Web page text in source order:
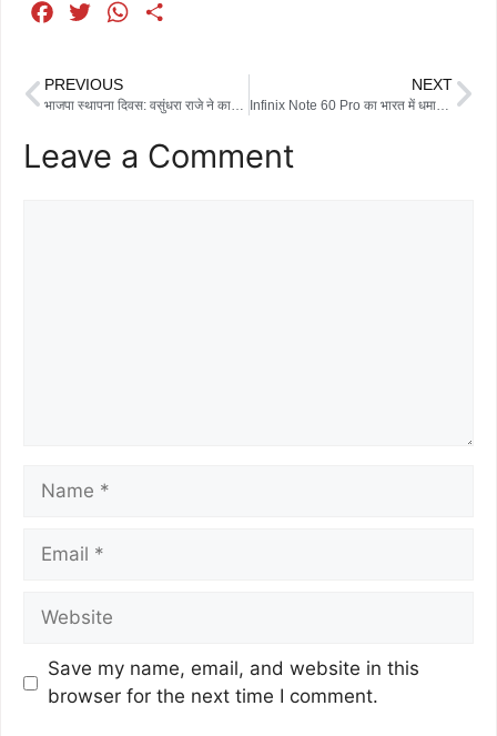
e
o
t
e
W
t
A
r
PREVIOUS
भाजपा स्थापना दिवस: वसुंधरा राजे ने कार्यकर्ताओं को दिया ‘निष्ठा’ का मंत्र, दलबदलुओं को लेकर दी बड़ी चेतावनी
NEXT
Infinix Note 60 Pro का भारत में धमाका: 13 अप्रैल को होगा लॉन्च, मिलेंगे नथिंग जैसे धांसू फीचर्स
Leave a Comment
Save my name, email, and website in this
browser for the next time I comment.